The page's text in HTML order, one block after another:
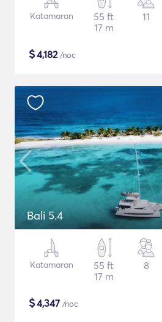
Katamaran
55 ft
17 m
11
$4,182/noc
Bali 5.4
Katamaran
55 ft
17 m
8
$4,347 /noc